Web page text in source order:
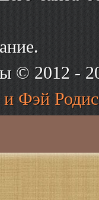
© 2012 -
Фэй